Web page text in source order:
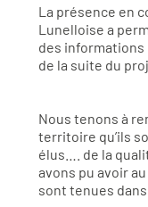
La présence en
Lunelloise a
des informations
de la suite du
Nous tenons à
territoire qu’ils
élus…. de la
avons pu avoir
sont tenues